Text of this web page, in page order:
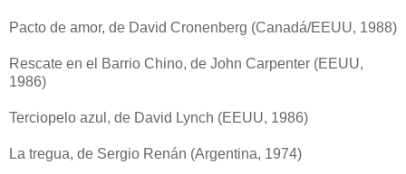
Pacto de amor, de David Cronenberg (Canadá/EEUU, 1988)
Rescate en el Barrio Chino, de John Carpenter (EEUU,
1986)
Terciopelo azul, de David Lynch (EEUU, 1986)
La tregua, de Sergio Renán (Argentina, 1974)